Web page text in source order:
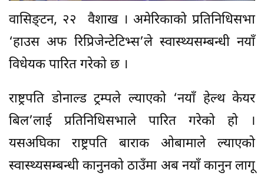
वासिङ्टन, २२ वैशाख । अमेरिकाको प्रतिनिधिसभा
‘हाउस अफ रिप्रिजेन्टेटिभ्स’ले स्वास्थ्यसम्बन्धी नयाँ
विधेयक पारित गरेको छ ।
राष्ट्रपति डोनाल्ड ट्रम्पले ल्याएको ‘नयाँ हेल्थ केयर
बिल’लाई प्रतिनिधिसभाले पारित गरेको हो ।
यसअघिका राष्ट्रपति बाराक ओबामाले ल्याएको
स्वास्थ्यसम्बन्धी कानुनको ठाउँमा अब नयाँ कानुन लागू